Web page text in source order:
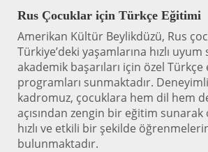
Rus Çocuklar için Türkçe Eğitimi
Amerikan Kültür Beylikdüzü, Rus
Türkiye’deki yaşamlarına hızlı uyum
akademik başarıları için özel Türkçe
programları sunmaktadır.
kadromuz, çocuklara hem dil hem
açısından zengin bir eğitim sunarak
hızlı ve etkili bir şekilde
bulunmaktadır.